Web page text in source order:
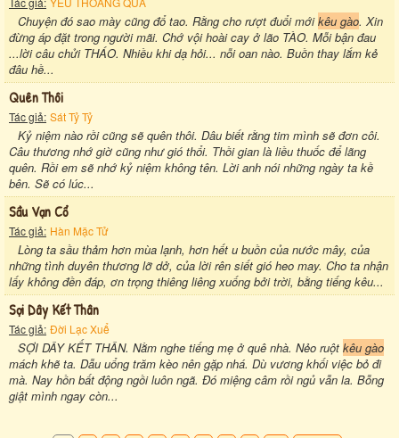
Chuyện đó sao mày cũng đổ tao. Rằng cho rượt đuổi mớikêu gào. Xin
đừng áp đặt trong người mãi. Chớ vội hoài cay ở lão TÀO. Mỗi bận đau
...lời câu chửi THÁO. Nhiều khi dạ hỏi... nỗi oan nào. Buồn thay lắm kẻ
đâu hề...
Quên Thôi
Tác giả: Sát Tỷ Tỷ
Kỷ niệm nào rồi cũng sẽ quên thôi. Dâu biết rằng tim mình sẽ đơn côi.
Câu thương nhớ giờ cũng như gió thổi. Thồi gian là liều thuốc để lãng
quên. Rồi em sẽ nhớ kỷ niệm không tên. Lời anh nói những ngày ta kề
bên. Sẽ có lúc...
Sầu Vạn Cổ
Tác giả: Hàn Mặc Tử
Lòng ta sầu thảm hơn mùa lạnh, hơn hết u buồn của nước mây, của
những tình duyên thương lỡ dở, của lời rên siết gió heo may. Cho ta nhận
lấy không đền đáp, ơn trọng thiêng liêng xuống bởi trời, bằng tiếng kêu...
Sợi Dây Kết Thân
Tác giả: Đời Lạc Xuể
SỢI DÂY KẾT THÂN. Nằm nghe tiếng mẹ ở quê nhà. Nẻo ruột kêu gào
mách khẽ ta. Dẫu uổng trăm kèo nên gặp nhá. Dù vương khối việc bỏ đi
mà. Nay hồn bất động ngồi luôn ngã. Đó miệng câm rồi ngủ vẫn la. Bỗng
giật mình ngay còn...